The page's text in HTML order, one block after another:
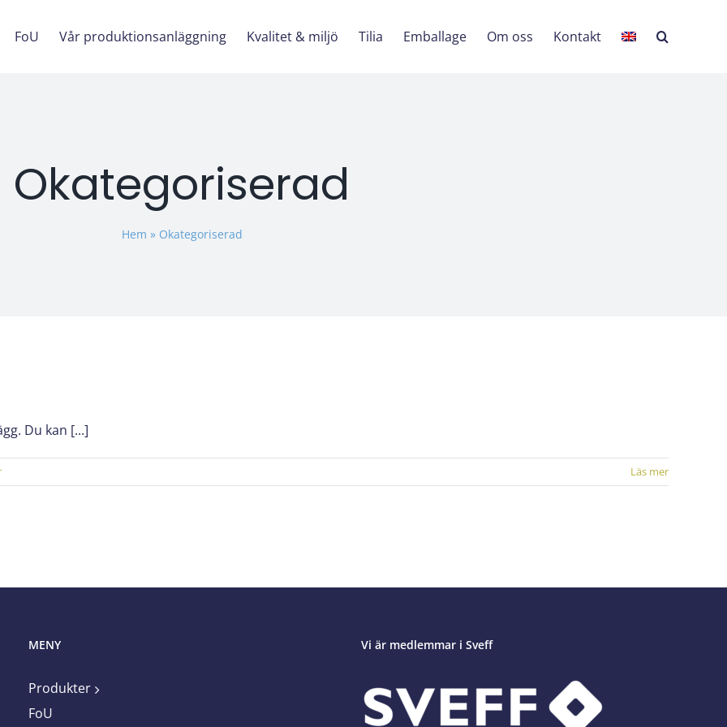
FoU Vår produktionsanläggning Kvalitet & miljö Tilia Emballage Om oss Kontakt
Okategoriserad
Hem » Okategoriserad
Du kan [...]
Läs mer
MENY
Produkter
FoU
Vi är medlemmar i Sveff